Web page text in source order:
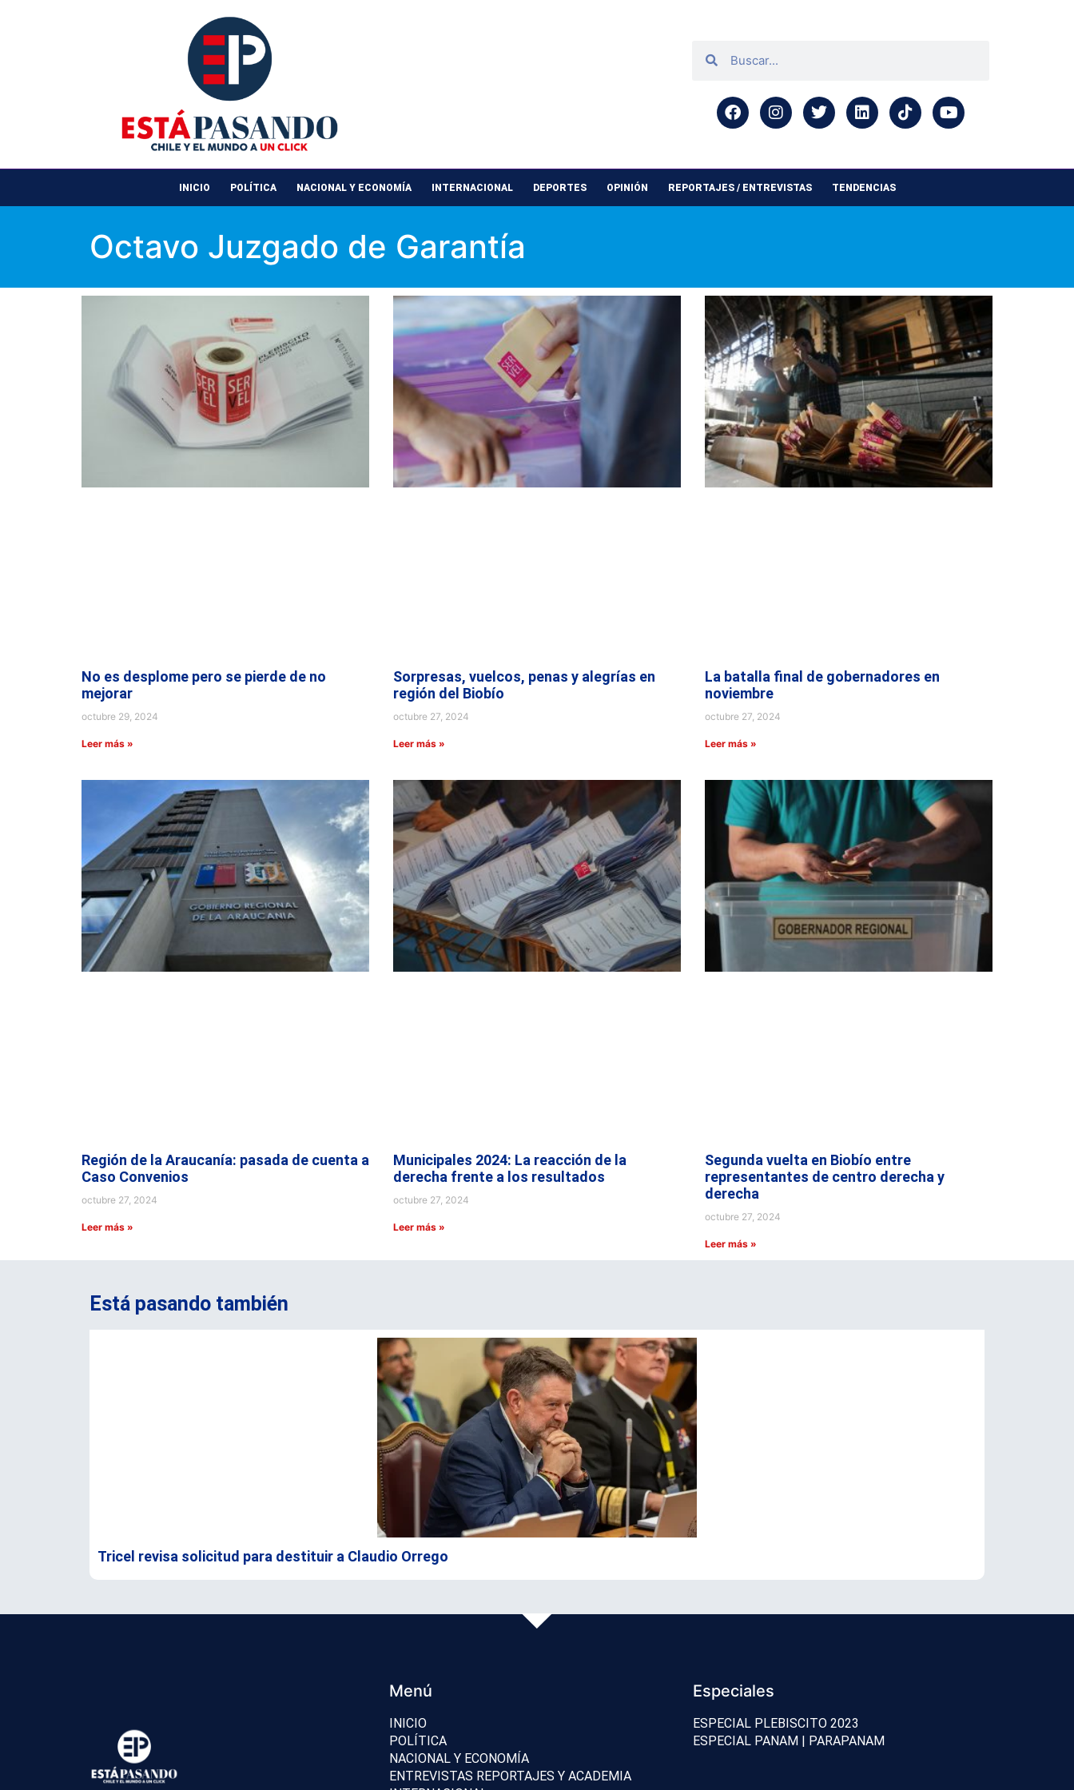
INICIO POLÍTICA NACIONAL Y ECONOMÍA INTERNACIONAL DEPORTES OPINIÓN REPORTAJES / ENTREVISTAS TENDENCIAS
Octavo Juzgado de Garantía
No es desplome pero se pierde de no
mejorar
octubre 29, 2024
Leer más »
Sorpresas, vuelcos, penas y alegrías en
región del Biobío
octubre 27, 2024
Leer más »
La batalla final de gobernadores en
noviembre
octubre 27, 2024
Leer más »
Región de la Araucanía: pasada de cuenta a
Caso Convenios
octubre 27, 2024
Leer más »
Municipales 2024: La reacción de la
derecha frente a los resultados
octubre 27, 2024
Leer más »
Segunda vuelta en Biobío entre
representantes de centro derecha y
derecha
octubre 27, 2024
Leer más »
Está pasando también
Tricel revisa solicitud para destituir a Claudio Orrego
Menú
INICIO
POLÍTICA
NACIONAL Y ECONOMÍA
ENTREVISTAS REPORTAJES Y ACADEMIA
Especiales
ESPECIAL PLEBISCITO 2023
ESPECIAL PANAM | PARAPANAM